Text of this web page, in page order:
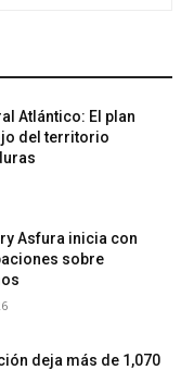
Atlántico: El plan
del territorio
Asfura inicia con
sobre
deja más de 1,070